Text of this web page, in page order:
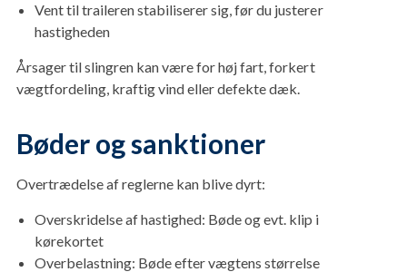
Vent til traileren stabiliserer sig, før du justerer
hastigheden
Årsager til slingren kan være for høj fart, forkert
vægtfordeling, kraftig vind eller defekte dæk.
Bøder og sanktioner
Overtrædelse af reglerne kan blive dyrt:
Overskridelse af hastighed: Bøde og evt. klip i
kørekortet
Overbelastning: Bøde efter vægtens størrelse